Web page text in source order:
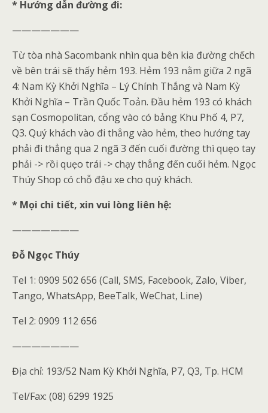
* Hướng dẫn đường đi:
———————
Từ tòa nhà Sacombank nhìn qua bên kia đường chếch
về bên trái sẽ thấy hẻm 193. Hẻm 193 nằm giữa 2 ngã
4: Nam Kỳ Khởi Nghĩa – Lý Chính Thắng và Nam Kỳ
Khởi Nghĩa – Trần Quốc Toản. Đầu hẻm 193 có khách
sạn Cosmopolitan, cổng vào có bảng Khu Phố 4, P7,
Q3. Quý khách vào đi thẳng vào hẻm, theo hướng tay
phải đi thẳng qua 2 ngã 3 đến cuối đường thì quẹo tay
phải -> rồi quẹo trái -> chạy thẳng đến cuối hẻm. Ngọc
Thúy Shop có chỗ đậu xe cho quý khách.
* Mọi chi tiết, xin vui lòng liên hệ:
———————
Đỗ Ngọc Thúy
Tel 1: 0909 502 656 (Call, SMS, Facebook, Zalo, Viber,
Tango, WhatsApp, BeeTalk, WeChat, Line)
Tel 2: 0909 112 656
———————
Địa chỉ: 193/52 Nam Kỳ Khởi Nghĩa, P7, Q3, Tp. HCM
Tel/Fax: (08) 6299 1925